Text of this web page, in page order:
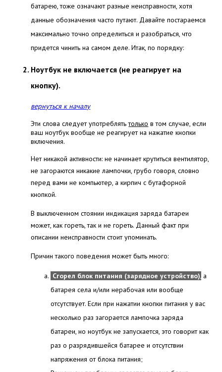
батарею, тоже означают разные неисправности, хотя
данные обозначения часто путают. Давайте постараемся
максимально точно определиться и разобраться, что
придется чинить на самом деле. Итак, по порядку:
Ноутбук не включается (не реагирует на
кнопку).
вернуться к началу
Эти слова следует употреблятьтолько в том случае, если
ваш ноутбук вообще не реагирует на нажатие кнопки
включения.
Нет никакой активности: не начинает крутиться вентилятор,
не загораются никакие лампочки, грубо говоря, словно
перед вами не компьютер, а кирпич с бутафорной
кнопкой.
В выключенном стоянии индикация заряда батареи
может, как гореть, так и не гореть. Данный факт при
описании неисправности стоит упоминать.
Причин такого поведения может быть много:
Сгорел блок питания (зарядное устройство), а
батарея села и/или нерабочая или вообще
отсутствует. Если при нажатии кнопки питания у вас
несколько раз загорается лампочка заряда
батареи, но ноутбук не запускается, это говорит как
раз о разрядившейся батарее и отсутствии
напряжения от блока питания;